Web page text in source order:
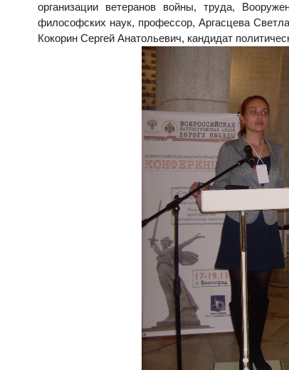
организации ветеранов войны, труда,
философских наук, профессор, Аргасцева
Кокорин Сергей Анатольевич, кандидат